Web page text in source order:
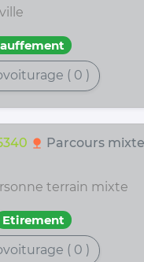
( 0 )
nature Parcours mixte
terrain mixte
Etirement
( 0 )